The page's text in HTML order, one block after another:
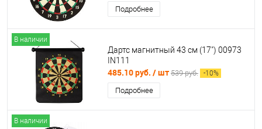
Подробнее
В наличии
Дартс магнитный 43 см (17") 00973
IN111
485.10 руб. / шт 539 руб. -10%
Подробнее
В наличии